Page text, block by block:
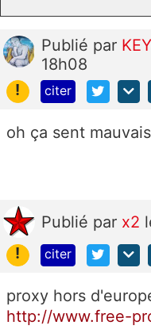
Publié par
18h08
!
citer
oh ça sent
Publié par x2
!
citer
proxy hors
http://www.free-